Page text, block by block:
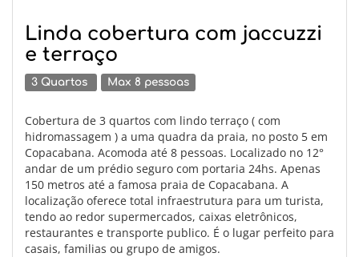
Linda cobertura com jaccuzzi
e terraço
3 Quartos Max 8 pessoas
Cobertura de 3 quartos com lindo terraço ( com
hidromassagem ) a uma quadra da praia, no posto 5 em
Copacabana. Acomoda até 8 pessoas. Localizado no 12°
andar de um prédio seguro com portaria 24hs. Apenas
150 metros até a famosa praia de Copacabana. A
localização oferece total infraestrutura para um turista,
tendo ao redor supermercados, caixas eletrônicos,
restaurantes e transporte publico. É o lugar perfeito para
casais, familias ou grupo de amigos.